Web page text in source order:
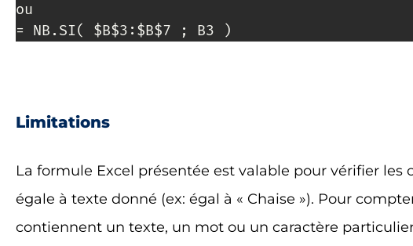
ou
= NB.SI( $B$3:$B$7 ; B3 )
Limitations
La formule Excel présentée est valable pour vérifier les
égale à texte donné (ex: égal à « Chaise »). Pour
contiennent un texte, un mot ou un caractère